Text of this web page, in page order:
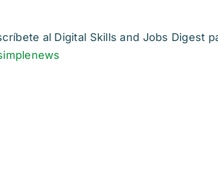
al Digital Skills and Jobs Digest